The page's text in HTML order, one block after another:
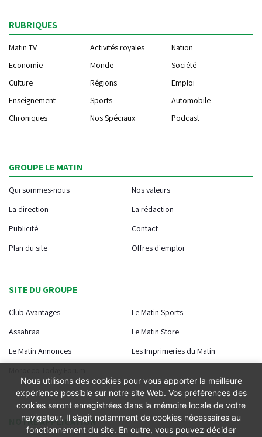
RUBRIQUES
Matin TV Activités royales
Nation
Economie
Monde
Société
Culture
Régions
Emploi
Enseignement
Sports
Automobile
Chroniques
Nos Spéciaux Podcast
GROUPE LE MATIN
Qui sommes-nous
Nos valeurs
La direction
La rédaction
Publicité
Contact
Plan du site
Offres d'emploi
SITE DU GROUPE
Club Avantages
Le Matin Sports
Assahraa
Le Matin Store
Le Matin Annonces
Les Imprimeries du Matin
NOTRE APPLICATION
Nous utilisons des cookies pour vous apporter la meilleure
expérience possible sur notre site Web. Vos préférences des
cookies seront enregistrées dans la mémoire locale de votre
navigateur. Il s’agit notamment de cookies nécessaires au
fonctionnement du site. En outre, vous pouvez décider